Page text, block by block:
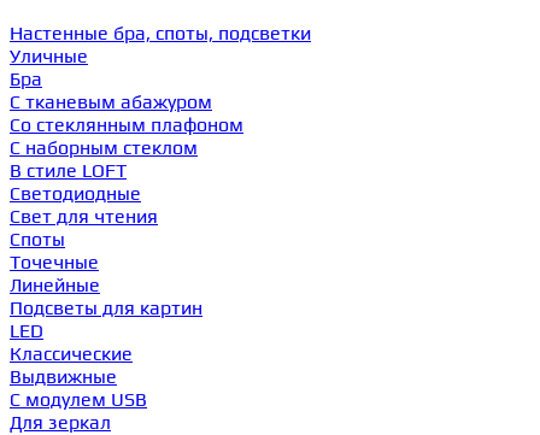
Настенные бра, споты, подсветки
Уличные
Бра
С тканевым абажуром
Со стеклянным плафоном
С наборным стеклом
В стиле LOFT
Светодиодные
Свет для чтения
Споты
Точечные
Линейные
Подсветы для картин
LED
Классические
Выдвижные
С модулем USB
Для зеркал